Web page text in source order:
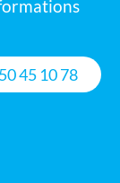
45 10 78